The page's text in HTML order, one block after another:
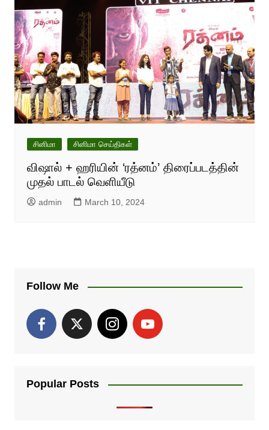
சினிமா சினிமா செய்திகள்
விஷால் + ஹரியின் ‘ரத்னம்’ திரைப்படத்தின்
முதல் பாடல் வெளியீடு
admin March 10, 2024
Follow Me
Popular Posts